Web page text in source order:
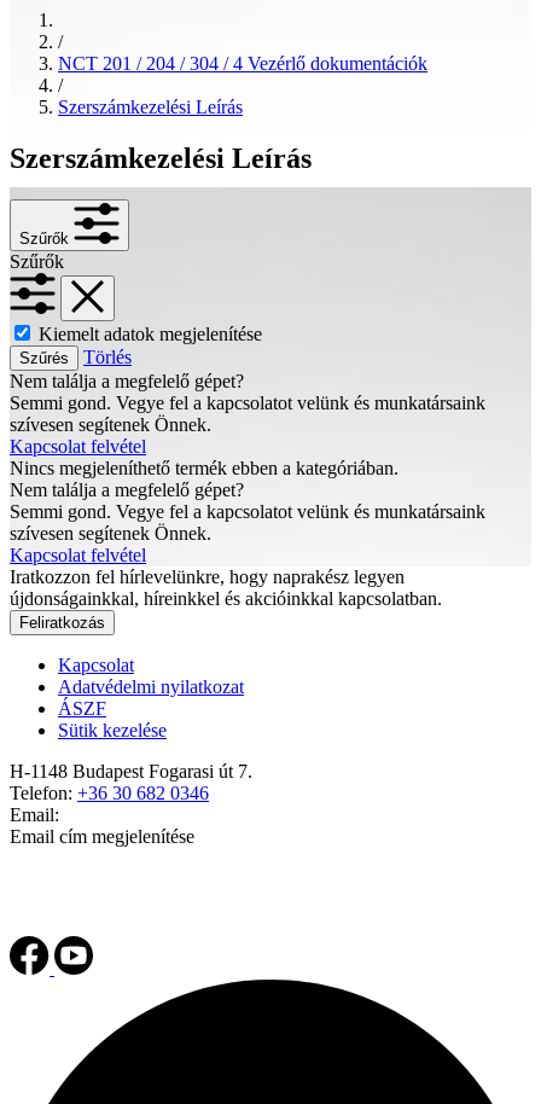
/
NCT 201 / 204 / 304 / 4 Vezérlő dokumentációk
/
Szerszámkezelési Leírás
Szerszámkezelési Leírás
Szűrők
Szűrők
Kiemelt adatok megjelenítése
Szűrés
Törlés
Nem találja a megfelelő gépet?
Semmi gond. Vegye fel a kapcsolatot velünk és munkatársaink
szívesen segítenek Önnek.
Kapcsolat felvétel
Nincs megjeleníthető termék ebben a kategóriában.
Nem találja a megfelelő gépet?
Semmi gond. Vegye fel a kapcsolatot velünk és munkatársaink
szívesen segítenek Önnek.
Kapcsolat felvétel
Iratkozzon fel hírlevelünkre, hogy naprakész legyen
újdonságainkkal, híreinkkel és akcióinkkal kapcsolatban.
Feliratkozás
Kapcsolat
Adatvédelmi nyilatkozat
ÁSZF
Sütik kezelése
H-1148 Budapest Fogarasi út 7.
Telefon: +36 30 682 0346
Email:
Email cím megjelenítése